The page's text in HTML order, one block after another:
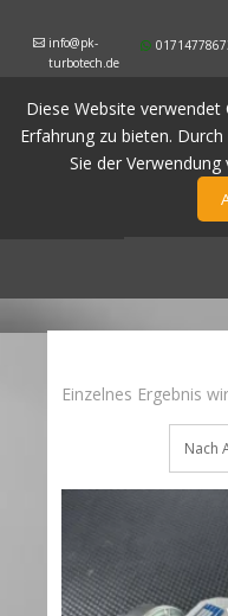
info@pk-
turbotech.de
Diese Website
Erfahrung zu bieten.
Sie der Verwendung
Einzelnes Ergebnis